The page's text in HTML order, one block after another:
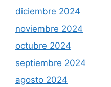
diciembre 2024
noviembre 2024
octubre 2024
septiembre 2024
agosto 2024